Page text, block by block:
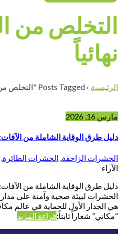
التخلص من
نهائياً
الرئيسية › Posts Tagged "التخلص من الحشرات نهائياً"
مارس 16, 2026
دليل طرق الوقاية الشاملة من الآفات:
الحشرات الزاحفة الحشرات الطائرة
الآراء
دليل طرق الوقاية الشاملة من
الحشرات لبيئة صحية وآمنة على مدار
هي الجدار الأول للحماية في عالم
“مكاني” شعاراً ثابتاً:قراءة المزيد